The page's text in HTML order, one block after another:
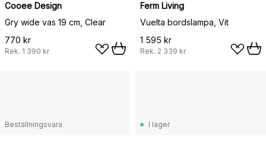
Cooee Design
Gry wide vas 19 cm, Clear
770 kr
Rek. 1 390 kr
Ferm Living
Vuelta bordslampa, Vit
1 595 kr
Rek. 2 339 kr
Beställningsvara I lager